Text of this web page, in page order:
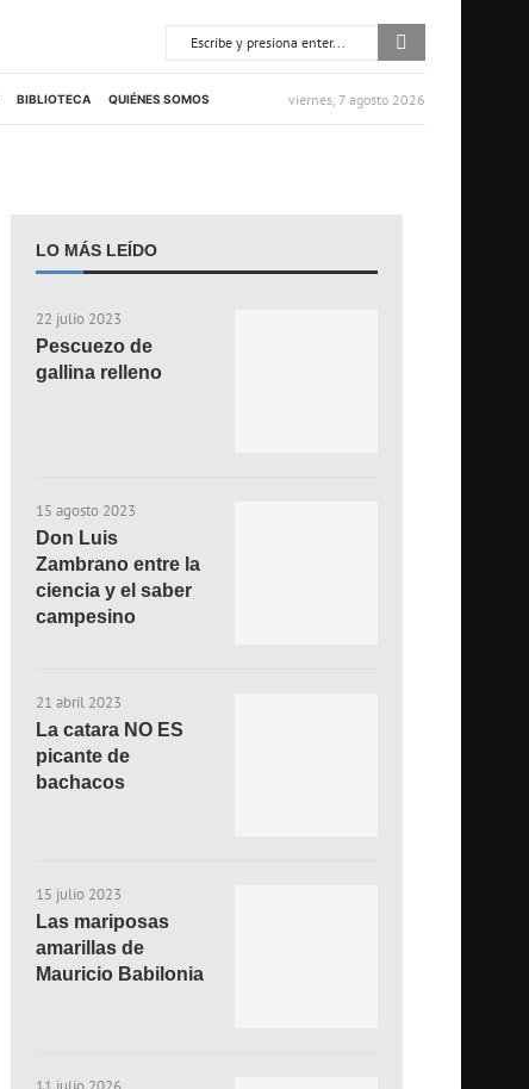
BIBLIOTECA QUIÉNES SOMOS viernes, 7 agosto 2026
LO MÁS LEÍDO
22 julio 2023
Pescuezo de
gallina relleno
15 agosto 2023
Don Luis
Zambrano entre la
ciencia y el saber
campesino
21 abril 2023
La catara NO ES
picante de
bachacos
15 julio 2023
Las mariposas
amarillas de
Mauricio Babilonia